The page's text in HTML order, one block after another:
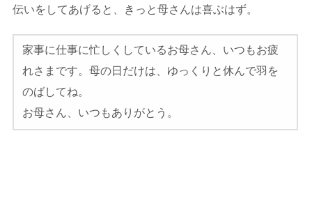
伝いをしてあげると、きっと母さんは喜ぶはず。
家事に仕事に忙しくしているお母さん、いつもお疲
れさまです。母の日だけは、ゆっくりと休んで羽を
のばしてね。
お母さん、いつもありがとう。